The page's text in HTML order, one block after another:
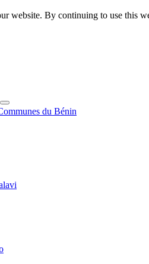
website. By continuing to use this